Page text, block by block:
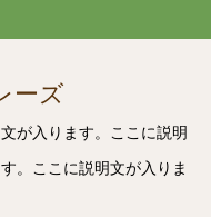
ーズ
が入ります。ここに説明
。ここに説明文が入りま